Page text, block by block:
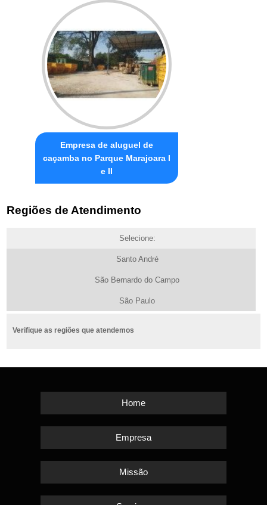
Empresa de aluguel de
caçamba no Parque Marajoara I
e II
Regiões de Atendimento
Selecione:
Santo André
São Bernardo do Campo
São Paulo
Verifique as regiões que atendemos
Home
Empresa
Missão